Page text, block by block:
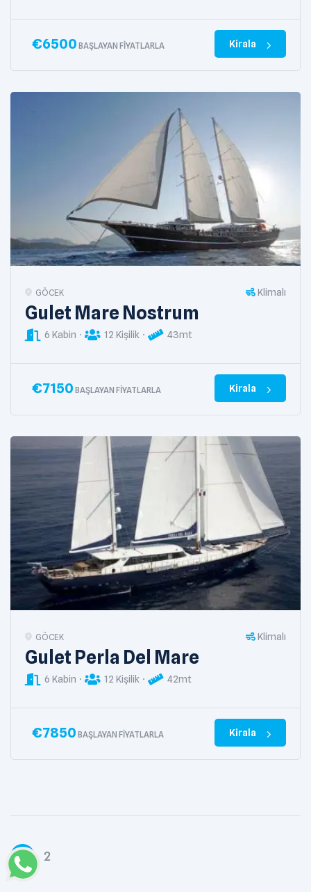
€6500 BAŞLAYAN FIYATLARLA Kirala
GÖCEK Klimalı
Gulet Mare Nostrum
6 Kabin 12 Kişilik 43mt
€7150 BAŞLAYAN FIYATLARLA Kirala
GÖCEK Klimalı
Gulet Perla Del Mare
6 Kabin 12 Kişilik 42mt
€7850 BAŞLAYAN FIYATLARLA Kirala
1 2